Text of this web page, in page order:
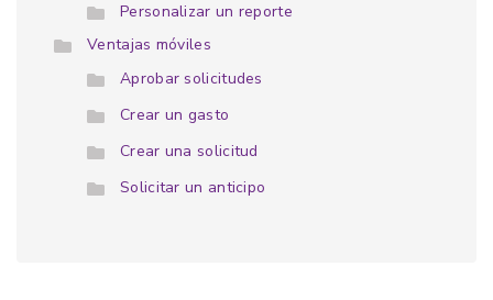
Personalizar un reporte
Ventajas móviles
Aprobar solicitudes
Crear un gasto
Crear una solicitud
Solicitar un anticipo